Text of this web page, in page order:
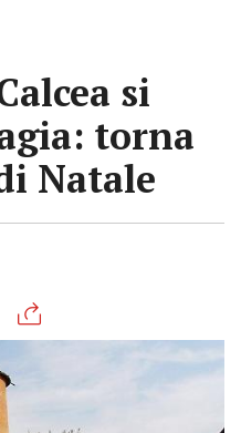
si
torna
Natale